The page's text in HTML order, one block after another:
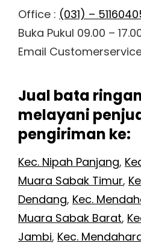
Office : (031) –
Buka Pukul 09.00 –
Email
Jual bata
melayani
pengiriman ke:
Kec. Nipah Panjang,
Muara Sabak Timur,
Dendang, Kec.
Muara Sabak Barat,
Jambi, Kec.